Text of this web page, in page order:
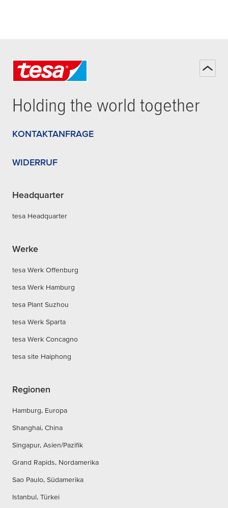
Holding the world together
KONTAKTANFRAGE
WIDERRUF
Headquarter
tesa Headquarter
Werke
tesa Werk Offenburg
tesa Werk Hamburg
tesa Plant Suzhou
tesa Werk Sparta
tesa Werk Concagno
tesa site Haiphong
Regionen
Hamburg, Europa
Shanghai, China
Singapur, Asien/Pazifik
Grand Rapids, Nordamerika
Sao Paulo, Südamerika
Istanbul, Türkei